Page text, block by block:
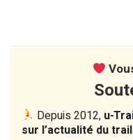
Depuis 2012, u-
sur l’actualité du